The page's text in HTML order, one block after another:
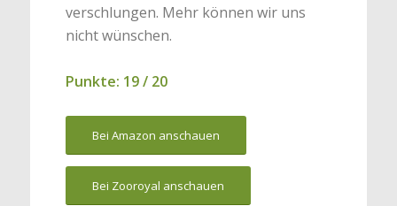
verschlungen. Mehr können wir uns
nicht wünschen.
Punkte: 19 / 20
Bei Amazon anschauen
Bei Zooroyal anschauen